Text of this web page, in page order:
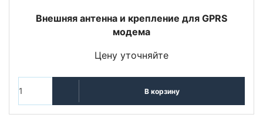
Внешняя антенна и крепление для GPRS
модема
Цену уточняйте
В корзину